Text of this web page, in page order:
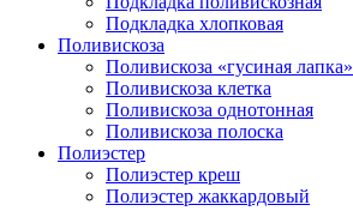
Подкладка хлопковая
Поливискоза
Поливискоза «гусиная лапка»
Поливискоза клетка
Поливискоза однотонная
Поливискоза полоска
Полиэстер
Полиэстeр креш
Полиэстер жаккардовый